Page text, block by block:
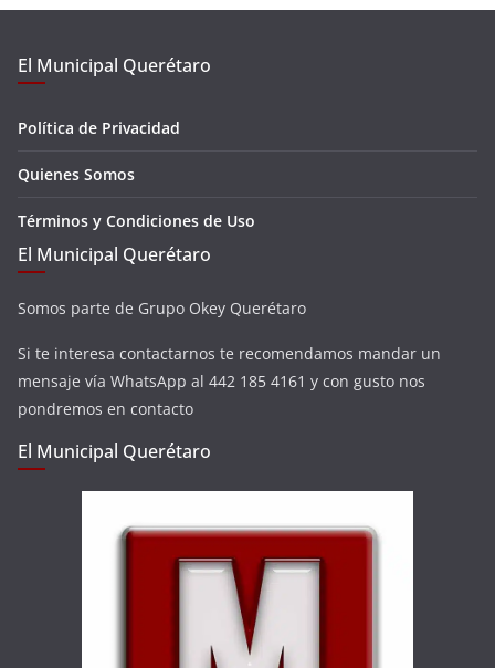
El Municipal Querétaro
Política de Privacidad
Quienes Somos
Términos y Condiciones de Uso
El Municipal Querétaro
Somos parte de Grupo Okey Querétaro
Si te interesa contactarnos te recomendamos mandar un
mensaje vía WhatsApp al 442 185 4161 y con gusto nos
pondremos en contacto
El Municipal Querétaro